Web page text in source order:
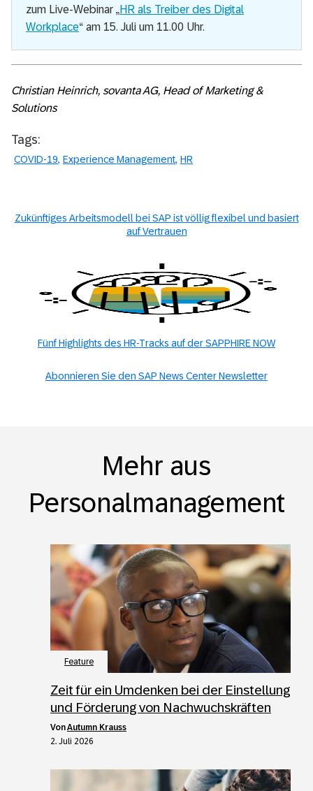
zum Live-Webinar „HR als Treiber des Digital
Workplace“ am 15. Juli um 11.00 Uhr.
Christian Heinrich, sovanta AG, Head of Marketing &
Solutions
Tags:
COVID-19 Experience Management HR
Zukünftiges Arbeitsmodell bei SAP ist völlig flexibel und basiert
auf Vertrauen
Fünf Highlights des HR-Tracks auf der SAPPHIRE NOW
Abonnieren Sie den SAP News Center Newsletter
Mehr aus
Personalmanagement
Feature
Zeit für ein Umdenken bei der Einstellung
und Förderung von Nachwuchskräften
vonAutumn Krauss
2. Juli 2026